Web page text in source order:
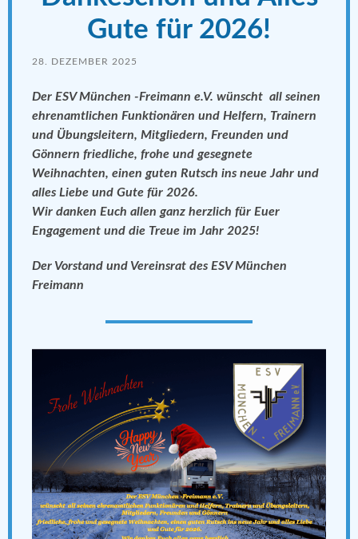
Gute für 2026!
28. DEZEMBER 2025
Der ESV München -Freimann e.V. wünscht all seinen
ehrenamtlichen Funktionären und Helfern, Trainern
und Übungsleitern, Mitgliedern, Freunden und
Gönnern friedliche, frohe und gesegnete
Weihnachten, einen guten Rutsch ins neue Jahr und
alles Liebe und Gute für 2026.
Wir danken Euch allen ganz herzlich für Euer
Engagement und die Treue im Jahr 2025!
Der Vorstand und Vereinsrat des ESV München
Freimann